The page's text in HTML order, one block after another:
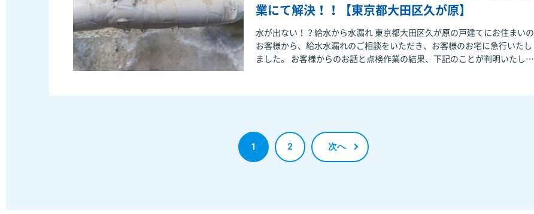
業にて解決！！【東京都大田区久が原】
水が出ない！？給水から水漏れ 東京都大田区久が原の戸建てにお住まいの
お客様から、給水水漏れのご相談をいただき、お客様のお宅に急行いたし
ました。 お客様からのお話と点検作業の結果、下記のことが判明いたしま
1 2 次へ